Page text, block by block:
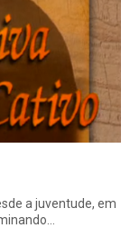
a juventude, em